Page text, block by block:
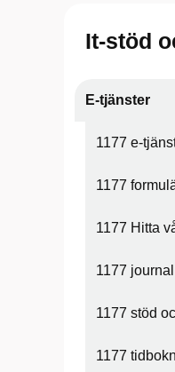
It-stöd
E-tjänster
1177 e-
1177
1177 Hitta
1177 journal
1177 stöd
1177